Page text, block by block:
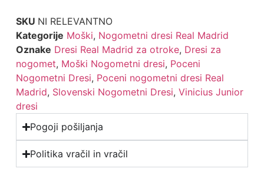
SKU NI RELEVANTNO
Kategorije Moški, Nogometni dresi Real Madrid
Oznake Dresi Real Madrid za otroke, Dresi za
nogomet, Moški Nogometni dresi, Poceni
Nogometni Dresi, Poceni nogometni dresi Real
Madrid, Slovenski Nogometni Dresi, Vinicius Junior
dresi
Pogoji pošiljanja
Politika vračil in vračil